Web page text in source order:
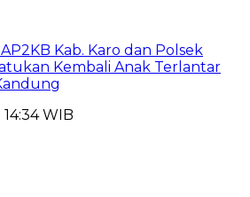
Kab. Karo dan Polsek
Kembali Anak Terlantar
WIB